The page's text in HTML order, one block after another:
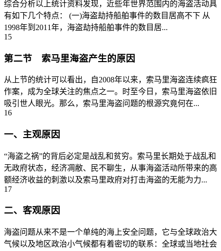
综合分析以上统计资料发现，近些年世界范围内的海盗活动具
有如下几个特点： (一)海盗劫持船舶事件的数目居高不下 从
1998年到2011年，海盗劫持船舶事件的数目居...
15
第二节 索马里海盗产生的原因
从上节的统计可以看出，自2008年以来，索马里海盗连续疯狂
作案，成为全球关注的焦点之一。时至今日，索马里海盗依旧
吸引世人眼光。那么，索马里海盗问题的根源究竟何在...
16
一、主观原因
“海盗之祸”的背后必定是战乱和贫穷。索马里长期处于战乱和
无政府状态，经济凋敝、民不聊生，从事海盗活动所带来的高
额经济收益的刺激以及索马里政府对打击海盗的无能为力...
17
二、客观原因
海盗问题从来不是一个单纯的海上安全问题，它与全球政治大
气候以及地区政治小气候都有着密切的联系：全球或当地社会